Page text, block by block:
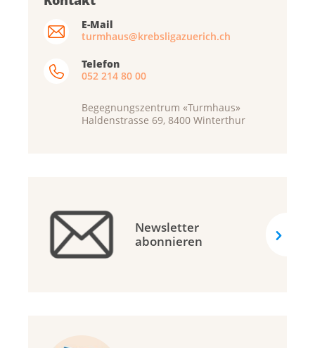
E-Mail
turmhaus@krebsligazuerich.ch
Telefon
052 214 80 00
Begegnungszentrum «Turmhaus»
Haldenstrasse 69, 8400 Winterthur
Newsletter
abonnieren